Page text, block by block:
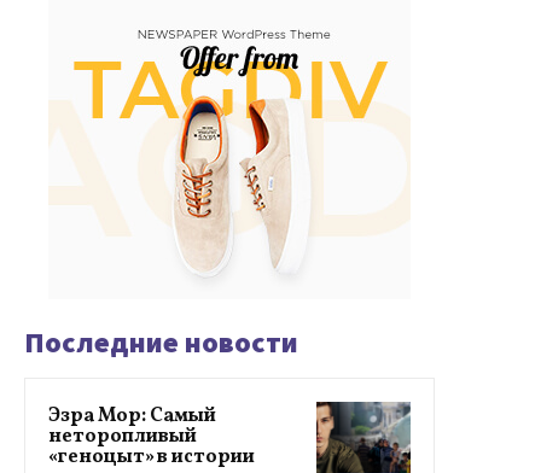
Последние новости
Эзра Мор: Самый
неторопливый
«геноцыт» в истории